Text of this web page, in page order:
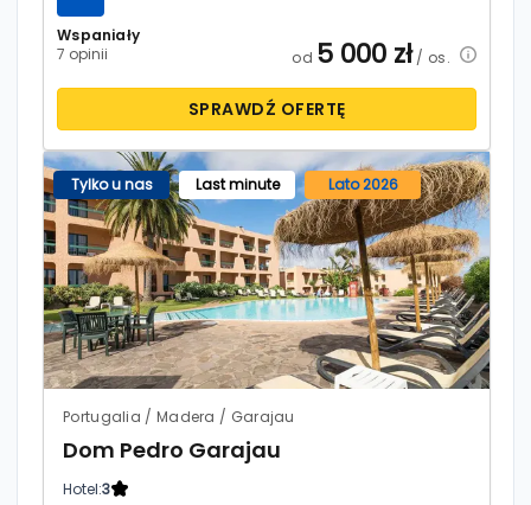
Wspaniały
7 opinii
od 5 000 zł/ os.
SPRAWDŹ OFERTĘ
Tylko u nas Last minute Lato 2026
Portugalia / Madera / Garajau
Dom Pedro Garajau
Hotel:3